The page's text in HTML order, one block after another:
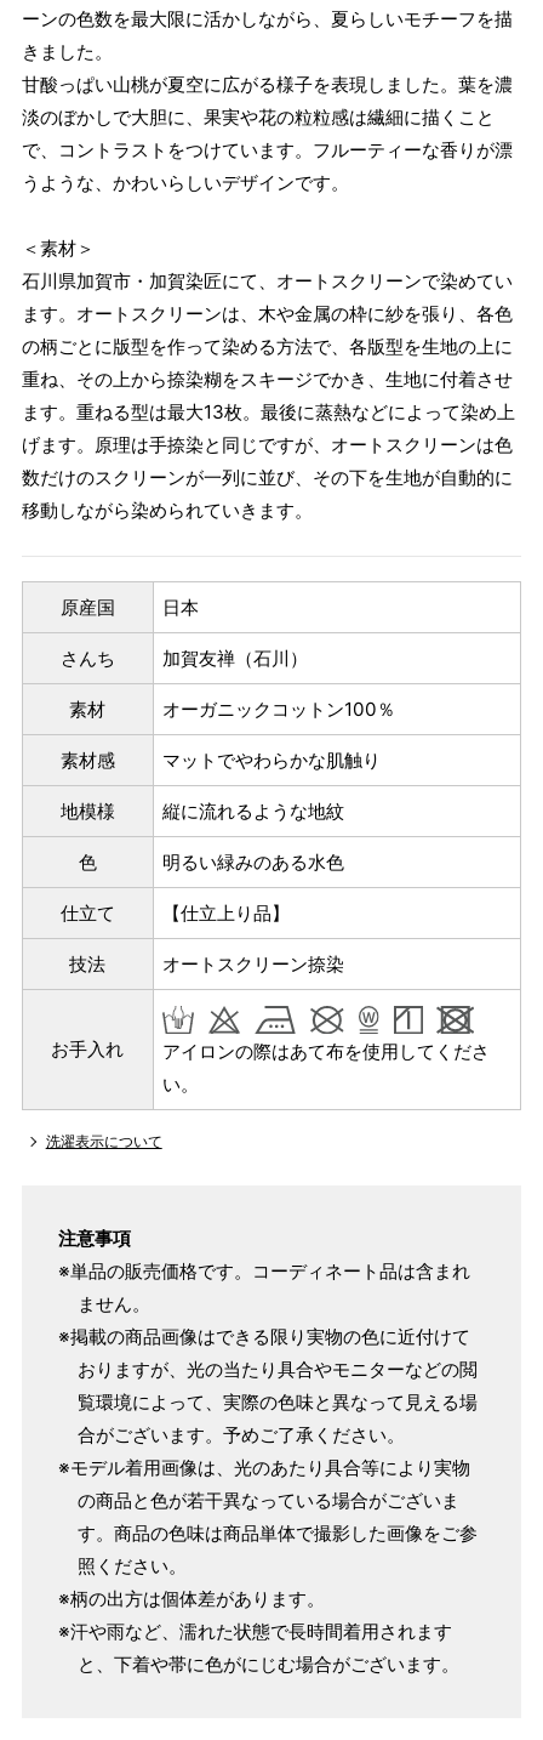
ーンの色数を最大限に活かしながら、夏らしいモチーフを描
きました。
甘酸っぱい山桃が夏空に広がる様子を表現しました。葉を濃
淡のぼかしで大胆に、果実や花の粒粒感は繊細に描くこと
で、コントラストをつけています。フルーティーな香りが漂
うような、かわいらしいデザインです。
＜素材＞
石川県加賀市・加賀染匠にて、オートスクリーンで染めてい
ます。オートスクリーンは、木や金属の枠に紗を張り、各色
の柄ごとに版型を作って染める方法で、各版型を生地の上に
重ね、その上から捺染糊をスキージでかき、生地に付着させ
ます。重ねる型は最大13枚。最後に蒸熱などによって染め上
げます。原理は手捺染と同じですが、オートスクリーンは色
数だけのスクリーンが一列に並び、その下を生地が自動的に
移動しながら染められていきます。
原産国 日本
さんち 加賀友禅（石川）
素材 オーガニックコットン100％
素材感 マットでやわらかな肌触り
地模様 縦に流れるような地紋
色 明るい緑みのある水色
仕立て 【仕立上り品】
技法 オートスクリーン捺染
お手入れ
アイロンの際はあて布を使用してくださ
い。
洗濯表示について
注意事項
※単品の販売価格です。コーディネート品は含まれ
ません。
※掲載の商品画像はできる限り実物の色に近付けて
おりますが、光の当たり具合やモニターなどの閲
覧環境によって、実際の色味と異なって見える場
合がございます。予めご了承ください。
※モデル着用画像は、光のあたり具合等により実物
の商品と色が若干異なっている場合がございま
す。商品の色味は商品単体で撮影した画像をご参
照ください。
※柄の出方は個体差があります。
※汗や雨など、濡れた状態で長時間着用されます
と、下着や帯に色がにじむ場合がございます。